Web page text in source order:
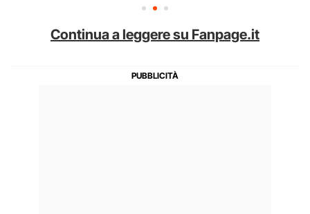
Continua a leggere su Fanpage.it